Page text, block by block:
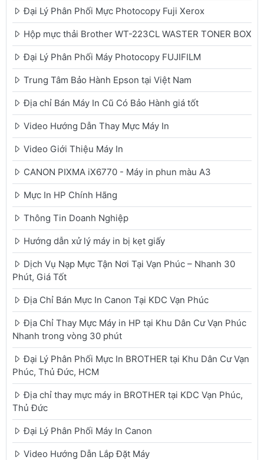
Đại Lý Phân Phối Mực Photocopy Fuji Xerox
Hộp mực thải Brother WT-223CL WASTER TONER BOX
Đại Lý Phân Phối Máy Photocopy FUJIFILM
Trung Tâm Bảo Hành Epson tại Việt Nam
Địa chỉ Bán Máy In Cũ Có Bảo Hành giá tốt
Video Hướng Dẫn Thay Mực Máy In
Video Giới Thiệu Máy In
CANON PIXMA iX6770 - Máy in phun màu A3
Mực In HP Chính Hãng
Thông Tin Doanh Nghiệp
Hướng dẫn xử lý máy in bị kẹt giấy
Dịch Vụ Nạp Mực Tận Nơi Tại Vạn Phúc – Nhanh 30
Phút, Giá Tốt
Địa Chỉ Bán Mực In Canon Tại KDC Vạn Phúc
Địa Chỉ Thay Mực Máy in HP tại Khu Dân Cư Vạn Phúc
Nhanh trong vòng 30 phút
Đại Lý Phân Phối Mực In BROTHER tại Khu Dân Cư Vạn
Phúc, Thủ Đức, HCM
Địa chỉ thay mực máy in BROTHER tại KDC Vạn Phúc,
Thủ Đức
Đại Lý Phân Phối Máy In Canon
Video Hướng Dẫn Lắp Đặt Máy